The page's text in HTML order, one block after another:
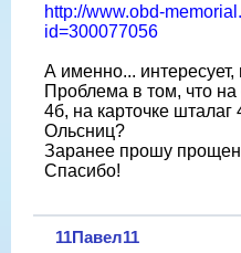
http://www.obd-
id=300077056
А именно... интересует,
Проблема в том, что
4б, на карточке
Ольсниц?
Заранее прошу
Спасибо!
11Павел11